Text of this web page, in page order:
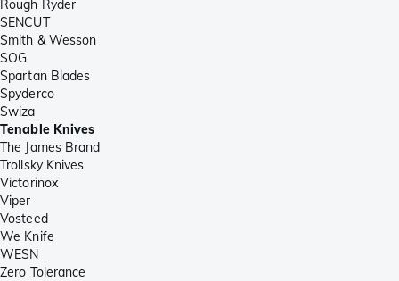
Rough Ryder
SENCUT
Smith & Wesson
SOG
Spartan Blades
Spyderco
Swiza
Tenable Knives
The James Brand
Trollsky Knives
Victorinox
Viper
Vosteed
We Knife
WESN
Zero Tolerance